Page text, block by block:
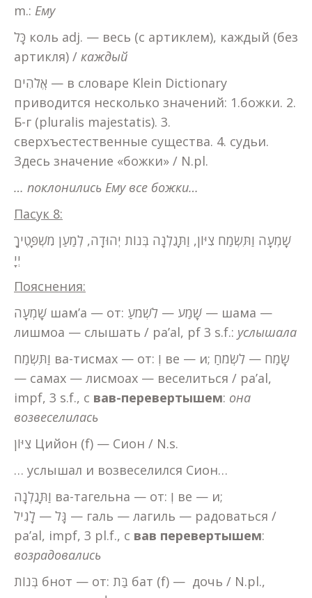
m.: Ему
כָּל коль adj. — весь (с артиклем), каждый (без
артикля) / каждый
אֱלֹהִים — в словаре Klein Dictionary
приводится несколько значений: 1.божки. 2.
Б-г (pluralis majestatis). 3.
сверхъестественные существа. 4. судьи.
Здесь значение «божки» / N.pl.
… поклонились Ему все божки…
Пасук 8:
שָׁמְעָה וַתִּשְׂמַח צִיּוֹן, וַתָּגֵלְנָה בְּנוֹת יְהוּדָה, לְמַעַן מִשְׁפָּטֶיךָ
יְיָ
Пояснения:
שָׁמְעָה шам’а — от: שָׁמַע — לִשְׁמֹעַ — шама —
лишмоа — слышать / pa’al, pf 3 s.f.: услышала
וַתִּשְׂמַח ва-тисмах — от: וְ ве — и; שָׂמַח — לִשְׂמֹחַ
— самах — лисмоах — веселиться / pa’al,
impf, 3 s.f., с вав-перевертышем: она
возвеселилась
צִיּוֹן Цийон (f) — Сион / N.s.
… услышал и возвеселился Сион…
וַתָּגֵלְנָה ва-тагельна — от: וְ ве — и;
גָּל — לָגִיל — галь — лагиль — радоваться /
pa’al, impf, 3 pl.f., с вав перевертышем:
возрадовались
בְּנוֹת бнот — от: בַּת бат (f) — дочь / N.pl.,